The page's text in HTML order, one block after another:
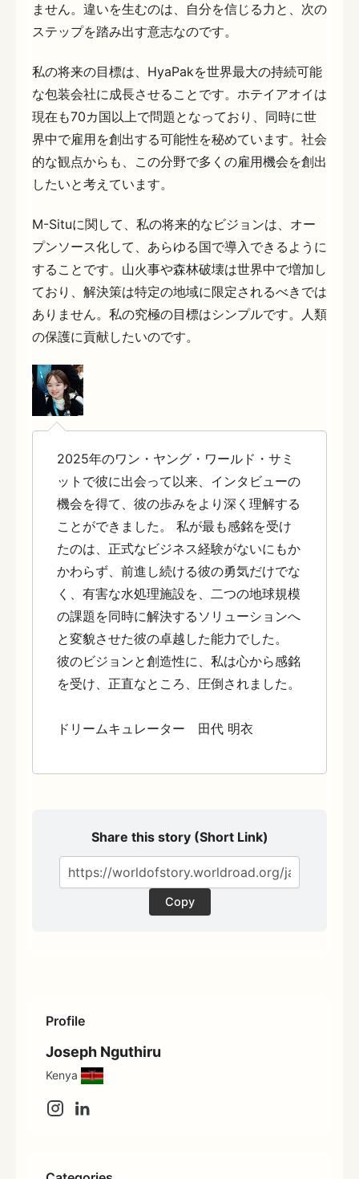
Profile
Joseph Nguthiru
Kenya
ません。違いを生むのは、自分を信じる力と、次の
ステップを踏み出す意志なのです。
私の将来の目標は、HyaPakを世界最大の持続可能
な包装会社に成長させることです。ホテイアオイは
現在も70カ国以上で問題となっており、同時に世
界中で雇用を創出する可能性を秘めています。社会
的な観点からも、この分野で多くの雇用機会を創出
したいと考えています。
M-Situに関して、私の将来的なビジョンは、オー
プンソース化して、あらゆる国で導入できるように
することです。山火事や森林破壊は世界中で増加し
ており、解決策は特定の地域に限定されるべきでは
ありません。私の究極の目標はシンプルです。人類
の保護に貢献したいのです。
2025年のワン・ヤング・ワールド・サミ
ットで彼に出会って以来、インタビューの
機会を得て、彼の歩みをより深く理解する
ことができました。 私が最も感銘を受け
たのは、正式なビジネス経験がないにもか
かわらず、前進し続ける彼の勇気だけでな
く、有害な水処理施設を、二つの地球規模
の課題を同時に解決するソリューションへ
と変貌させた彼の卓越した能力でした。
彼のビジョンと創造性に、私は心から感銘
を受け、正直なところ、圧倒されました。
ドリームキュレーター 田代 明衣
Share this story (Short Link)
Copy